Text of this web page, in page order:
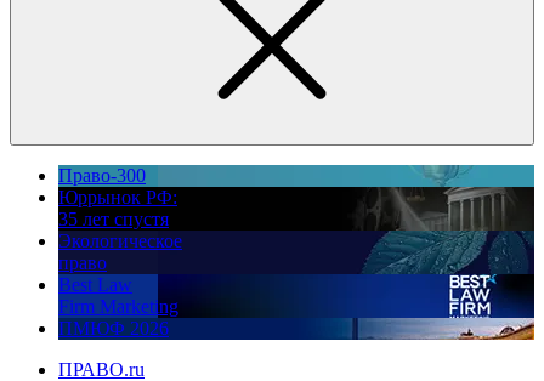
Право-300
Юррынок РФ:
35 лет спустя
Экологическое
право
Best Law
Firm Marketing
ПМЮФ 2026
ПРАВО.ru